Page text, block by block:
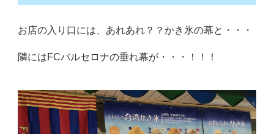
お店の入り口には、あれあれ？？かき氷の幕と・・・
隣にはFCバルセロナの垂れ幕が・・・！！！